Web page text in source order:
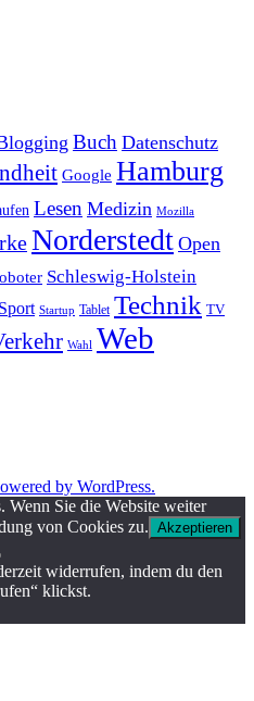
Buch Datenschutz
Google Hamburg
Lesen Medizin Mozilla
Norderstedt Open
Schleswig-Holstein
Sport Startup Tablet Technik TV
Wahl Web
by WordPress.
Wenn Sie die Website weiter
von Cookies zu. Akzeptieren
widerrufen, indem du den
klickst.